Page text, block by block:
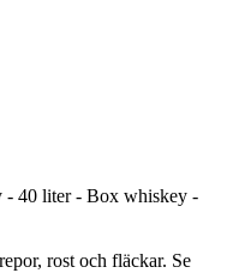
- 40 liter - Box whiskey -
rost och fläckar. Se